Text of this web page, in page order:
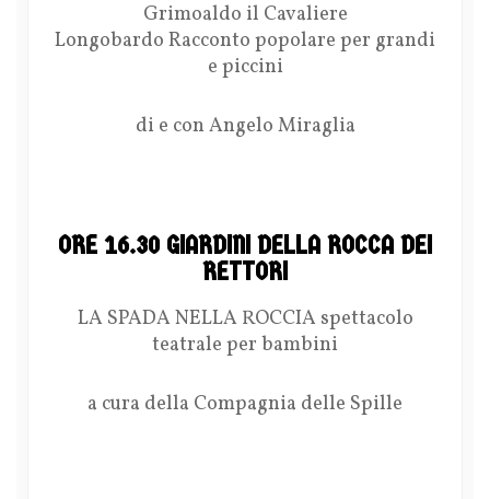
Grimoaldo il Cavaliere
Longobardo Racconto popolare per grandi
e piccini
di e con Angelo Miraglia
ORE 16.30 GIARDINI DELLA ROCCA DEI
RETTORI
LA SPADA NELLA ROCCIA spettacolo
teatrale per bambini
a cura della Compagnia delle Spille